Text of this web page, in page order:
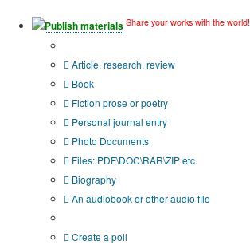
Publish materials Share your works with the world!
Article, research, review
Book
Fiction prose or poetry
Personal journal entry
Photo Documents
Files: PDF\DOC\RAR\ZIP etc.
Biography
An audiobook or other audio file
Create a poll